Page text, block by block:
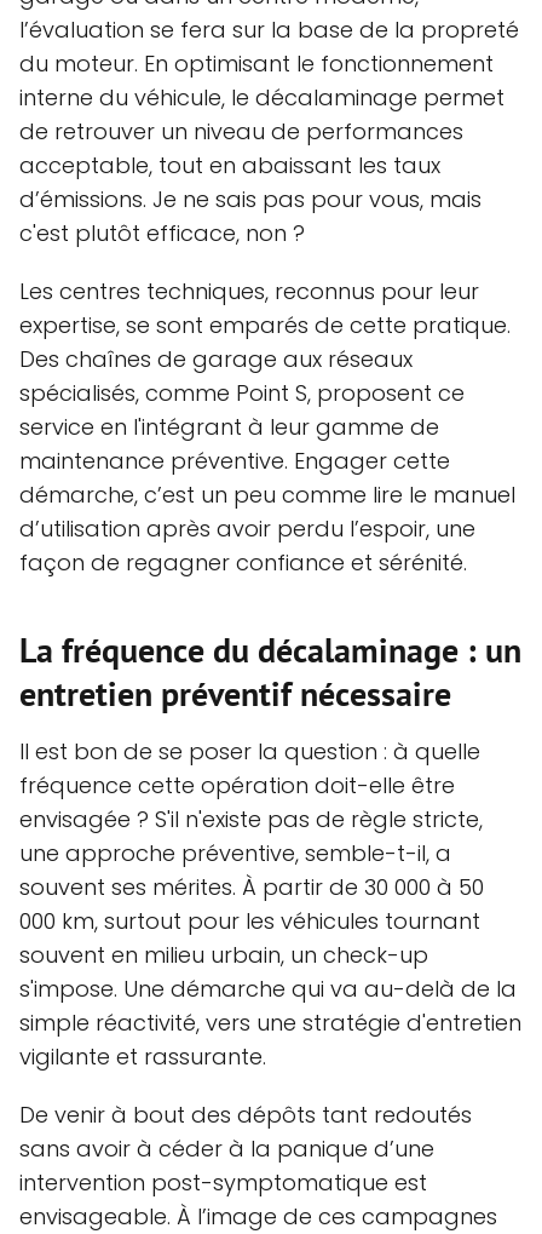
l’évaluation se fera sur la base de la propreté
du moteur. En optimisant le fonctionnement
interne du véhicule, le décalaminage permet
de retrouver un niveau de performances
acceptable, tout en abaissant les taux
d’émissions. Je ne sais pas pour vous, mais
c'est plutôt efficace, non ?
Les centres techniques, reconnus pour leur
expertise, se sont emparés de cette pratique.
Des chaînes de garage aux réseaux
spécialisés, comme Point S, proposent ce
service en l'intégrant à leur gamme de
maintenance préventive. Engager cette
démarche, c’est un peu comme lire le manuel
d’utilisation après avoir perdu l’espoir, une
façon de regagner confiance et sérénité.
La fréquence du décalaminage : un
entretien préventif nécessaire
Il est bon de se poser la question : à quelle
fréquence cette opération doit-elle être
envisagée ? S'il n'existe pas de règle stricte,
une approche préventive, semble-t-il, a
souvent ses mérites. À partir de 30 000 à 50
000 km, surtout pour les véhicules tournant
souvent en milieu urbain, un check-up
s'impose. Une démarche qui va au-delà de la
simple réactivité, vers une stratégie d'entretien
vigilante et rassurante.
De venir à bout des dépôts tant redoutés
sans avoir à céder à la panique d’une
intervention post-symptomatique est
envisageable. À l’image de ces campagnes